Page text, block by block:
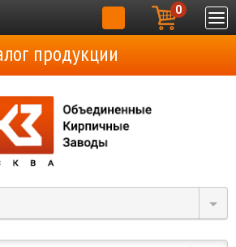
0
продукции